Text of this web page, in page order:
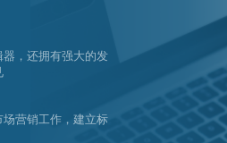
，还拥有强大的发
营销工作，建立标